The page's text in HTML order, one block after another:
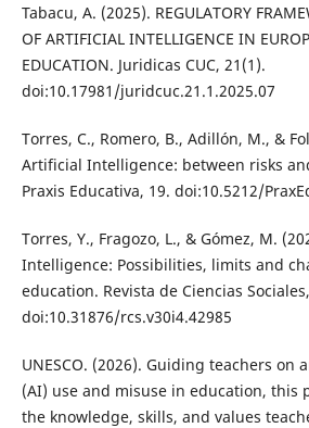
Tabacu, A. (2025). REGULATORY
OF ARTIFICIAL INTELLIGENCE IN
EDUCATION. Juridicas CUC, 21(1).
doi:10.17981/juridcuc.21.1.2025.07
Torres, C., Romero, B., Adillón, M., &
Artificial Intelligence: between risks
Praxis Educativa, 19. doi:10.5212/
Torres, Y., Fragozo, L., & Gómez, M.
Intelligence: Possibilities, limits and
education. Revista de Ciencias
doi:10.31876/rcs.v30i4.42985
UNESCO. (2026). Guiding teachers
(AI) use and misuse in education, this
the knowledge, skills, and values